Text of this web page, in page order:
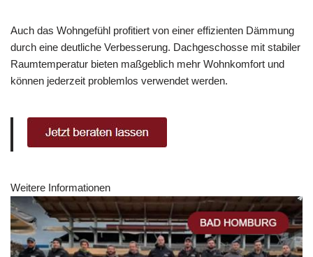
Auch das Wohngefühl profitiert von einer effizienten Dämmung
durch eine deutliche Verbesserung. Dachgeschosse mit stabiler
Raumtemperatur bieten maßgeblich mehr Wohnkomfort und
können jederzeit problemlos verwendet werden.
Weitere Informationen